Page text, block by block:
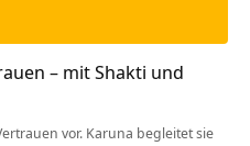
– mit Shakti und
vor. Karuna begleitet sie